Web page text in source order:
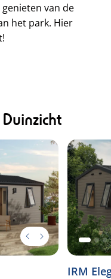
van de
het park. Hier
Nieuw
IRM